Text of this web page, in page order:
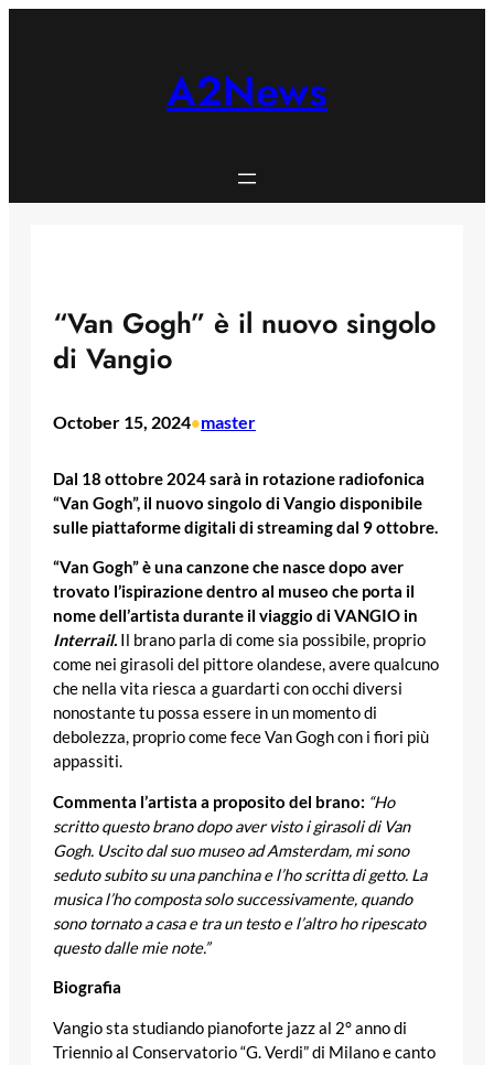
A2News
“Van Gogh” è il nuovo singolo
di Vangio
October 15, 2024•master
Dal 18 ottobre 2024 sarà in rotazione radiofonica
“Van Gogh”, il nuovo singolo di Vangio disponibile
sulle piattaforme digitali di streaming dal 9 ottobre.
“Van Gogh” è una canzone che nasce dopo aver
trovato l’ispirazione dentro al museo che porta il
nome dell’artista durante il viaggio di VANGIO in
Interrail. Il brano parla di come sia possibile, proprio
come nei girasoli del pittore olandese, avere qualcuno
che nella vita riesca a guardarti con occhi diversi
nonostante tu possa essere in un momento di
debolezza, proprio come fece Van Gogh con i fiori più
appassiti.
Commenta l’artista a proposito del brano: “Ho
scritto questo brano dopo aver visto i girasoli di Van
Gogh. Uscito dal suo museo ad Amsterdam, mi sono
seduto subito su una panchina e l’ho scritta di getto. La
musica l’ho composta solo successivamente, quando
sono tornato a casa e tra un testo e l’altro ho ripescato
questo dalle mie note.”
Biografia
Vangio sta studiando pianoforte jazz al 2° anno di
Triennio al Conservatorio “G. Verdi” di Milano e canto